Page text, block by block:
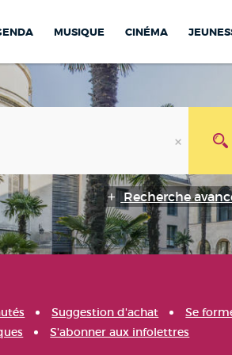
MUSIQUE CINÉMA
Recherche
Suggestion d'achat
Se
S'abonner aux infolettres